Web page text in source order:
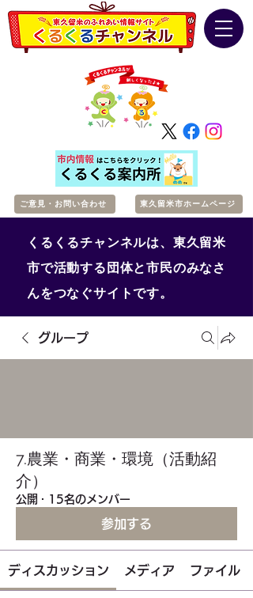
ご意見・お問い合わせ 東久留米市ホームページ
くるくるチャンネルは、東久留米
市で活動する団体と市民のみなさ
んをつなぐサイトです。
グループ
7.農業・商業・環境（活動紹
介）
公開 · 15名のメンバー
参加する
ディスカッション メディア ファイル